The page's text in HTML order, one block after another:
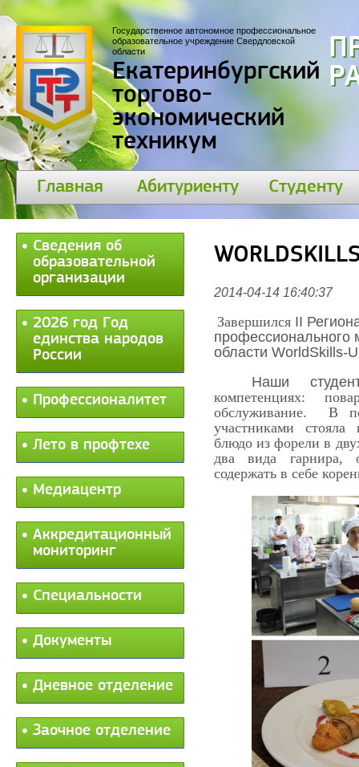
Государственное автономное профессиональное
образовательное учреждение Свердловской
области
Екатеринбургский
торгово-
экономический
техникум
Главная Абитуриенту Студенту
Сведения об
образовательной
организации
2026 год Год
единства народов
России
Профессионалитет
Лето в профтехе
Медиацентр
Аккредитационный
мониторинг
Специальности
Документы
Дневное отделение
Заочное отделение
2014-04-14 16:40:37
Завершился II
профессионального
области WorldSkills-
Наши
компетенциях:
обслуживание. В
участниками стояла
блюдо из форели в
два вида гарнира,
содержать в себе